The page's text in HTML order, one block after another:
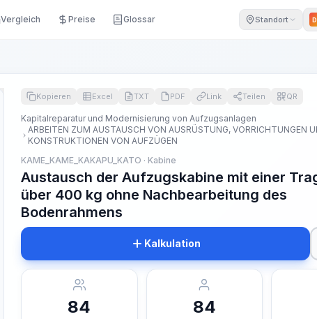
Vergleich Preise Glossar Standort
Kopieren Excel TXT PDF Link Teilen QR
Kapitalreparatur und Modernisierung von Aufzugsanlagen
ARBEITEN ZUM AUSTAUSCH VON AUSRÜSTUNG, VORRICHTUNGEN
KONSTRUKTIONEN VON AUFZÜGEN
KAME_KAME_KAKAPU_KATO · Kabine
Austausch der Aufzugskabine mit einer
über 400 kg ohne Nachbearbeitung des
Bodenrahmens
Kalkulation
84 84